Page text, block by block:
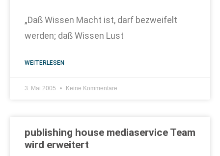
„Daß Wissen Macht ist, darf bezweifelt
werden; daß Wissen Lust
WEITERLESEN
3. Mai 2005 Keine Kommentare
publishing house mediaservice Team
wird erweitert